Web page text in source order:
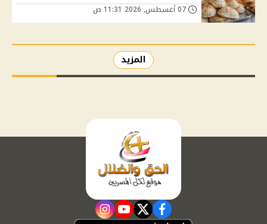
المزيد
facebook
twitter
youtube
instagram